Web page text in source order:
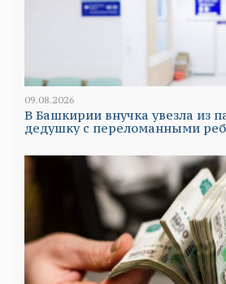
09.08.2026
В Башкирии внучка увезла из
дедушку с переломанными